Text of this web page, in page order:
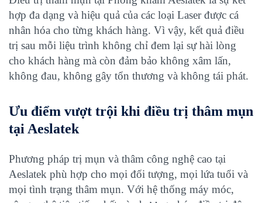
hợp đa dạng và hiệu quả của các loại Laser được cá
nhân hóa cho từng khách hàng. Vì vậy, kết quả điều
trị sau mỗi liệu trình không chỉ đem lại sự hài lòng
cho khách hàng mà còn đảm bảo không xâm lấn,
không đau, không gây tổn thương và không tái phát.
Ưu điểm vượt trội khi điều trị thâm mụn
tại Aeslatek
Phương pháp trị mụn và thâm công nghệ cao tại
Aeslatek phù hợp cho mọi đối tượng, mọi lứa tuổi và
mọi tình trạng thâm mụn. Với hệ thống máy móc,